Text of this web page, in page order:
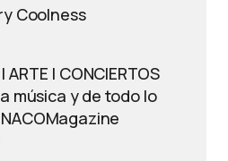
Coolness
ARTE | CONCIERTOS
música y de todo lo